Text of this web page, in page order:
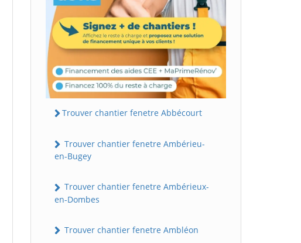
Trouver chantier fenetre Abbécourt
Trouver chantier fenetre Ambérieu-
en-Bugey
Trouver chantier fenetre Ambérieux-
en-Dombes
Trouver chantier fenetre Ambléon